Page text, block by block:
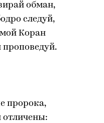
обман,
следуй,
Коран
пророка,
отличены: